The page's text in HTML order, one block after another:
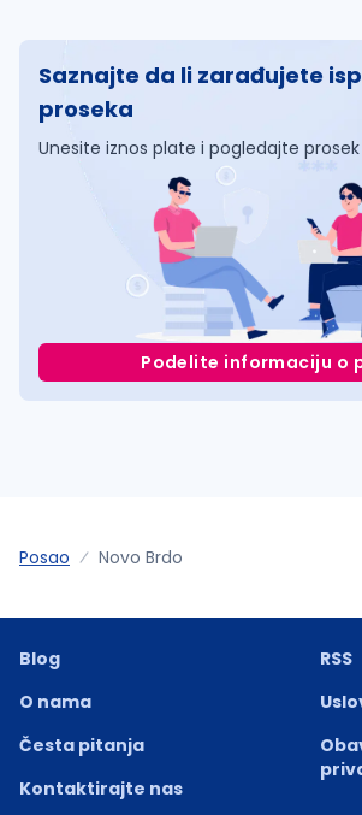
Saznajte da li zarađujete
proseka
Unesite iznos plate i pogledajte
Podelite informaciju o
Posao Novo Brdo
Blog
O nama
Česta pitanja
Kontaktirajte nas
RSS